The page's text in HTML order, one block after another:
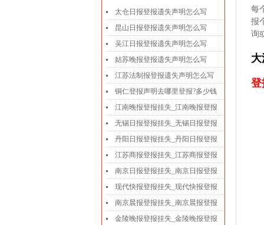
每
报
询
登
太仓日报登报遗失声明怎么写
昆山日报登报遗失声明怎么写
吴江日报登报遗失声明怎么写
姑苏晚报登报遗失声明怎么写
江苏法制报登报遗失声明怎么写
铜仁登报声明去哪里登报?多少钱
江南晚报登报挂失_江南晚报登报
无锡日报登报挂失_无锡日报登报
丹阳日报登报挂失_丹阳日报登报
江苏商报登报挂失_江苏商报登报
南京日报登报挂失_南京日报登报
现代快报登报挂失_现代快报登报
南京晨报登报挂失_南京晨报登报
金陵晚报登报挂失_金陵晚报登报